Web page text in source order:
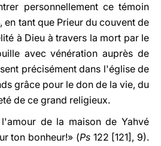
personnellement ce témoin
en tant que Prieur du couvent de
à Dieu à travers la mort par le
avec vénération auprès de
précisément dans l'église de
grâce pour le don de la vie, du
de ce grand religieux.
de la maison de Yahvé
ton bonheur!» (Ps122 [121], 9).